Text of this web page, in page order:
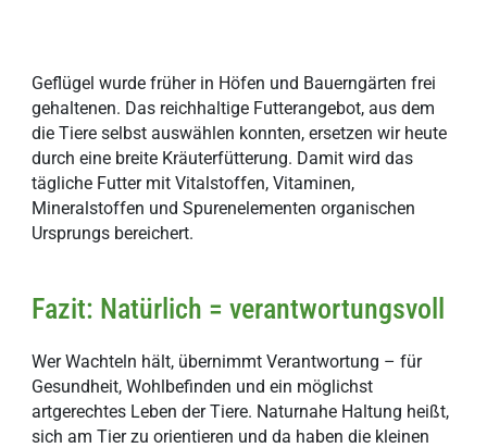
Geflügel wurde früher in Höfen und Bauerngärten frei
gehaltenen. Das reichhaltige Futterangebot, aus dem
die Tiere selbst auswählen konnten, ersetzen wir heute
durch eine breite Kräuterfütterung. Damit wird das
tägliche Futter mit Vitalstoffen, Vitaminen,
Mineralstoffen und Spurenelementen organischen
Ursprungs bereichert.
Fazit: Natürlich = verantwortungsvoll
Wer Wachteln hält, übernimmt Verantwortung – für
Gesundheit, Wohlbefinden und ein möglichst
artgerechtes Leben der Tiere. Naturnahe Haltung heißt,
sich am Tier zu orientieren und da haben die kleinen